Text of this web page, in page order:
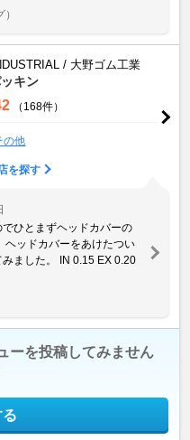
/ 大野ゴム工業
キン
（168件）
の他
を探す
ひとまずヘッドカバーの
ヘッドカバーをあけたつい
ました。 IN 0.15 EX 0.20
ーを投稿してみません